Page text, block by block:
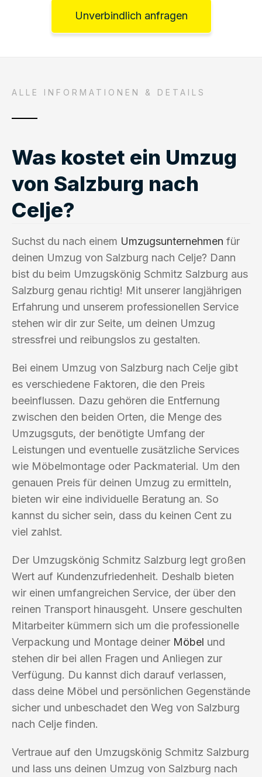
Unverbindlich anfragen
ALLE INFORMATIONEN & DETAILS
Was kostet ein Umzug
von Salzburg nach
Celje?
Suchst du nach einem Umzugsunternehmen für
deinen Umzug von Salzburg nach Celje? Dann
bist du beim Umzugskönig Schmitz Salzburg aus
Salzburg genau richtig! Mit unserer langjährigen
Erfahrung und unserem professionellen Service
stehen wir dir zur Seite, um deinen Umzug
stressfrei und reibungslos zu gestalten.
Bei einem Umzug von Salzburg nach Celje gibt
es verschiedene Faktoren, die den Preis
beeinflussen. Dazu gehören die Entfernung
zwischen den beiden Orten, die Menge des
Umzugsguts, der benötigte Umfang der
Leistungen und eventuelle zusätzliche Services
wie Möbelmontage oder Packmaterial. Um den
genauen Preis für deinen Umzug zu ermitteln,
bieten wir eine individuelle Beratung an. So
kannst du sicher sein, dass du keinen Cent zu
viel zahlst.
Der Umzugskönig Schmitz Salzburg legt großen
Wert auf Kundenzufriedenheit. Deshalb bieten
wir einen umfangreichen Service, der über den
reinen Transport hinausgeht. Unsere geschulten
Mitarbeiter kümmern sich um die professionelle
Verpackung und Montage deiner Möbel und
stehen dir bei allen Fragen und Anliegen zur
Verfügung. Du kannst dich darauf verlassen,
dass deine Möbel und persönlichen Gegenstände
sicher und unbeschadet den Weg von Salzburg
nach Celje finden.
Vertraue auf den Umzugskönig Schmitz Salzburg
und lass uns deinen Umzug von Salzburg nach